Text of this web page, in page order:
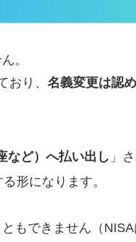
。
おり、 名義変更は認
など）へ払い出し 」
形になります。
もできません（